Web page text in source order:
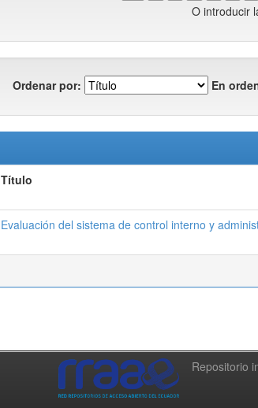
O introducir
Ordenar por: En
Título
Evaluación del sistema de control interno y
Repositorio